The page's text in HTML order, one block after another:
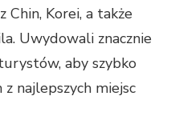
Korei, a także
Uwydowali znacznie
aby szybko
najlepszych miejsc